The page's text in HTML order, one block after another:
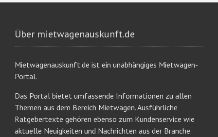
Über mietwagenauskunft.de
Mietwagenauskunft.de ist ein unabhängiges Mietwagen-
Portal.
Das Portal bietet umfassende Informationen zu allen
Themen aus dem Bereich Mietwagen. Ausführliche
Ratgebertexte gehören ebenso zum Kundenservice wie
aktuelle Neuigkeiten und Nachrichten aus der Branche.